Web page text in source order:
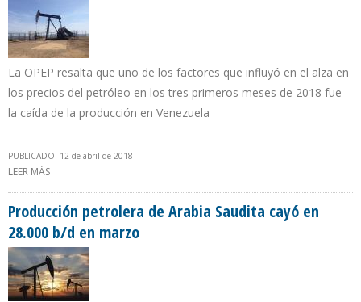
La OPEP resalta que uno de los factores que influyó en el alza en
los precios del petróleo en los tres primeros meses de 2018 fue
la caída de la producción en Venezuela
PUBLICADO: 12 de abril de 2018
LEER MÁS
2018
Producción petrolera de Arabia Saudita cayó en
28.000 b/d en marzo